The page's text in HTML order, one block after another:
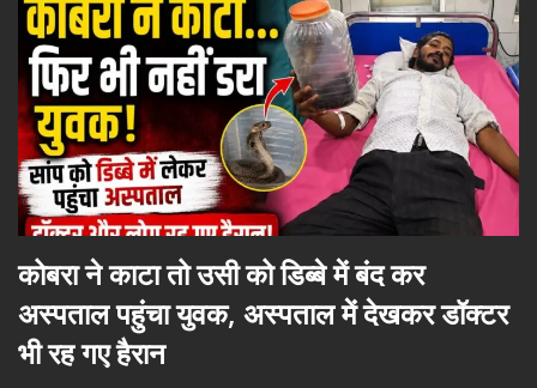
कोबरा ने काटा तो उसी को डिब्बे में बंद कर
अस्पताल पहुंचा युवक, अस्पताल में देखकर डॉक्टर
भी रह गए हैरान